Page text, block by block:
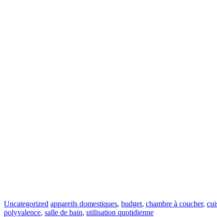
Uncategorized appareils domestiques, budget, chambre à coucher,
polyvalence, salle de bain, utilisation quotidienne